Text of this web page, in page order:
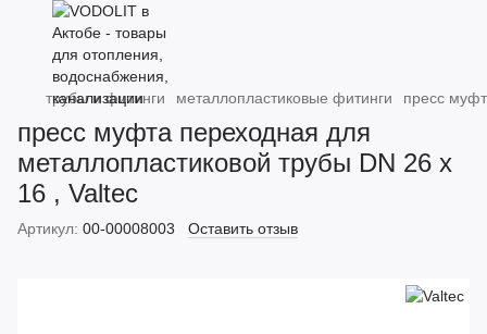
трубы и фитинги металлопластиковые фитинги пресс
пресс муфта переходная для
металлопластиковой трубы DN 26 x
16 , Valtec
Артикул: 00-00008003 Оставить отзыв